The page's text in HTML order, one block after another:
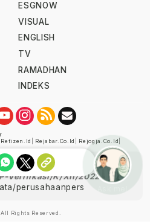
ESGNOW
VISUAL
ENGLISH
TV
RAMADHAN
INDEKS
Retizen.id Rejabar.co.id Rejogja.co.id
oleh Dewan Pers
Verifikasi/K/XII/2022
perusahaanpers
Rights Reserved.